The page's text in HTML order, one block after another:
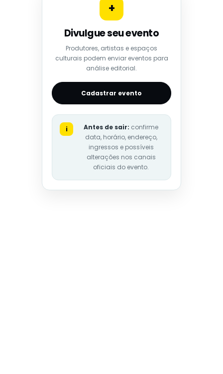
+
Divulgue seu evento
Produtores, artistas e espaços
culturais podem enviar eventos para
análise editorial.
Cadastrar evento
i Antes de sair: confirme
data, horário, endereço,
ingressos e possíveis
alterações nos canais
oficiais do evento.